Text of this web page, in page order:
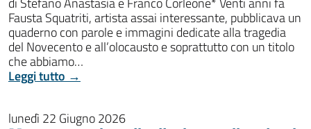
Fausta Squatriti, artista assai interessante, pubblicava un
quaderno con parole e immagini dedicate alla tragedia
del Novecento e all’olocausto e soprattutto con un titolo
che abbiamo…
Leggi tutto →
lunedì 22 Giugno 2026